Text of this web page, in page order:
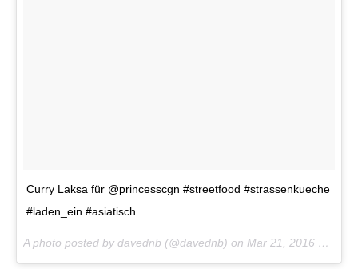
Curry Laksa für @princesscgn #streetfood #strassenkueche
#laden_ein #asiatisch
A photo posted by davednb (@davednb) on Mar 21, 2016 at 12:00pm PDT